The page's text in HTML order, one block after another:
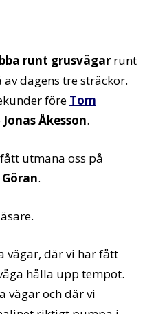
runt grusvägar runt
dagens tre sträckor.
före Tom
Jonas Åkesson.
utmana oss på
.
vägar, där vi har fått
hålla upp tempot.
vägar och där vi